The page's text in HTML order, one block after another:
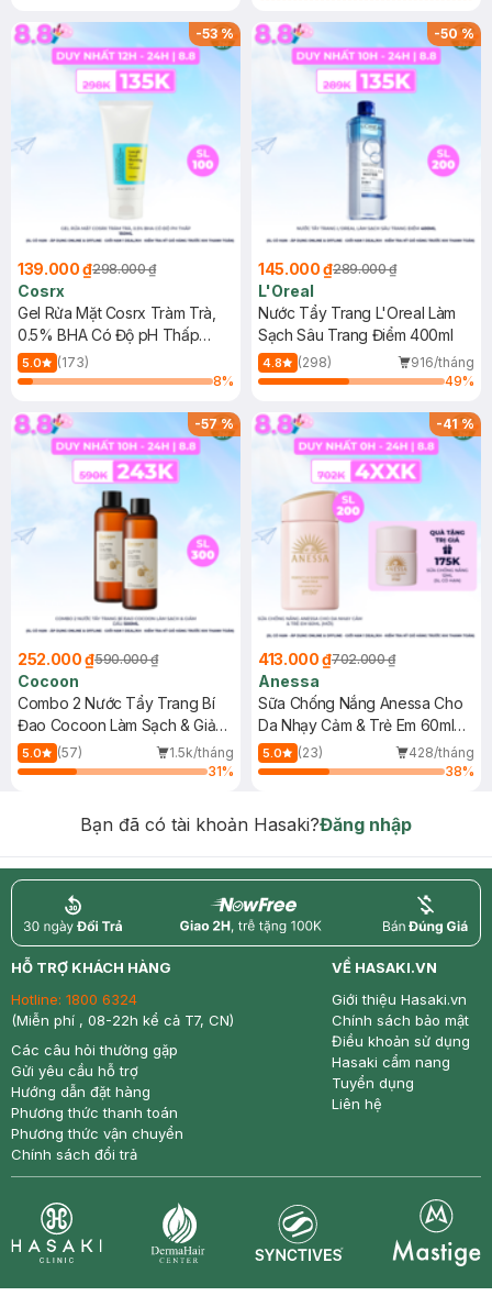
-53%
139.000 ₫298.000 ₫
Cosrx
Gel Rửa Mặt Cosrx Tràm Trà,
0.5% BHA Có Độ pH Thấp
150ml
5.0
(173)
8%
-50%
145.000 ₫289.000 ₫
L'Oreal
Nước Tẩy Trang L'Oreal Làm
Sạch Sâu Trang Điểm 400ml
4.8 (298)
916/tháng
49%
-57%
252.000 ₫590.000 ₫
Cocoon
Combo 2 Nước Tẩy Trang Bí
Đao Cocoon Làm Sạch & Giảm
Dầu 500ml
5.0 (57)
1.5k/tháng
31%
-41%
413.000 ₫702.000 ₫
Anessa
Sữa Chống Nắng Anessa Cho
Da Nhạy Cảm & Trẻ Em 60ml
(Mới)
5.0 (23)
428/tháng
38%
Bạn đã có tài khoản Hasaki?Đăng nhập
return nowfree price
HỖ TRỢ KHÁCH HÀNG
Hotline: 1800 6324
(Miễn phí , 08-22h kể cả T7, CN)
Các câu hỏi thường gặp
Gửi yêu cầu hỗ trợ
Hướng dẫn đặt hàng
Phương thức thanh toán
Phương thức vận chuyển
Chính sách đổi trả
VỀ HASAKI.VN
Giới thiệu Hasaki.vn
Chính sách bảo mật
Điều khoản sử dụng
Hasaki cẩm nang
Tuyển dụng
Liên hệ